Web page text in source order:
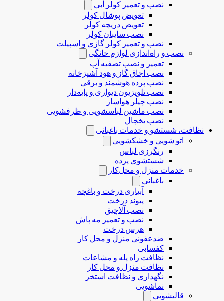
نصب و تعمیر کولر آبی
تعویض پوشال کولر
تعویض دریچه کولر
نصب سایبان کولر
نصب و تعمیر کولر گازی و اسپیلت
نصب و راه‌اندازی لوازم خانگی
تعمیر و نصب تصفیه آب
نصب اجاق گاز و هود آشپزخانه
نصب پرده هوشمند و برقی
نصب تلویزیون دیواری و پایه‌دار
نصب چیلر هواساز
نصب ماشین لباسشویی و ظرفشویی
نصب یخچال
نظافت، شستشو و خدمات باغبانی
اتو شویی و خشکشویی
رنگرزی لباس
شستشوی پرده
خدمات منزل و محل‌کار
باغبانی
آبیاری درخت و باغچه
پیوند درخت
نصب آلاچیق
نصب و تعمیر مه پاش
هرس درخت
ضدعفونی منزل و محل کار
کفسابی
نظافت راه پله و مشاعات
نظافت منزل و محل کار
نگهداری و نظافت استخر
نماشویی
قالیشویی